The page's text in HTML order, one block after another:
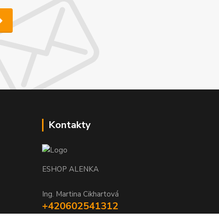
Kontakty
ESHOP ALENKA
Ing. Martina Cikhartová
+420602541312